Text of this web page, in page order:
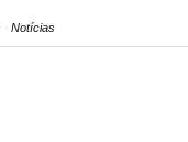
Notícias